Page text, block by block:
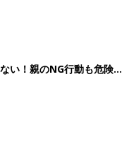
い！親のNG行動も危険を